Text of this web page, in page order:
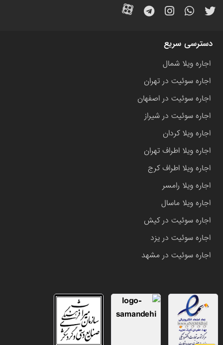
دسترسی سریع
اجاره ویلا شمال
اجاره سوئیت در تهران
اجاره سوئیت در اصفهان
اجاره سوئیت در شیراز
اجاره ویلا کردان
اجاره ویلا اطراف تهران
اجاره ویلا اطراف کرج
اجاره ویلا رامسر
اجاره ویلا ماسال
اجاره سوئیت در کیش
اجاره سوئیت در یزد
اجاره سوئیت در مشهد